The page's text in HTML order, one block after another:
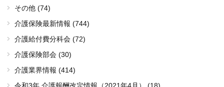
その他 (74)
介護保険最新情報 (744)
介護給付費分科会 (72)
介護保険部会 (30)
介護業界情報 (414)